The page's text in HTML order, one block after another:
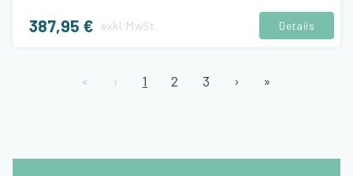
387,95 € exkl. MwSt. Details
« ‹ 1 2 3 › »